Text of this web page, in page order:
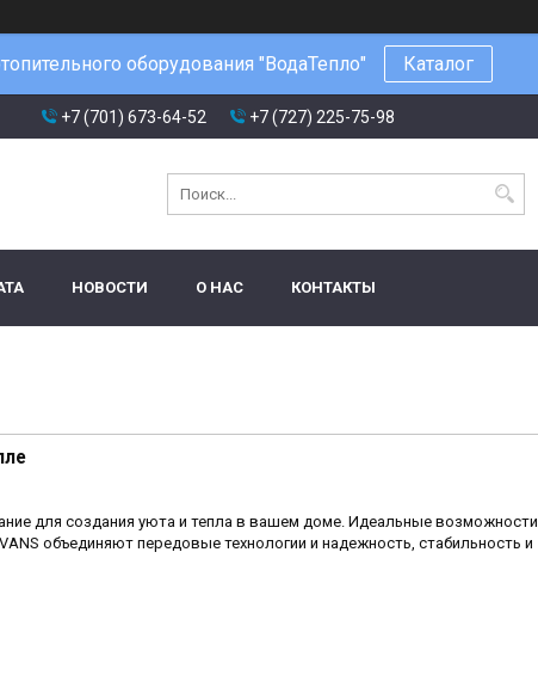
оборудования "ВодаТепло" Каталог
+7 (701) 673-64-52 +7 (727) 225-75-98
НОВОСТИ О НАС КОНТАКТЫ
для создания уюта и тепла в вашем доме. Идеальные возможности
объединяют передовые технологии и надежность, стабильность и